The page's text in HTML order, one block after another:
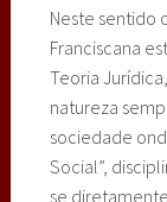
Neste sentido
Franciscana
Teoria
natureza
sociedade
Social”,
se